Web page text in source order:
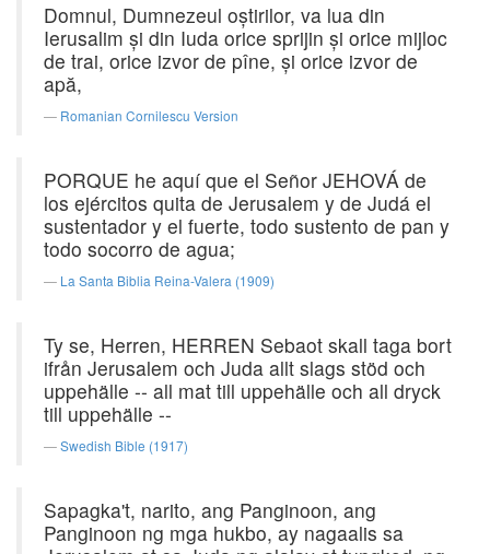
Domnul, Dumnezeul oştirilor, va lua din
Ierusalim şi din Iuda orice sprijin şi orice mijloc
de trai, orice izvor de pîne, şi orice izvor de
apă,
Romanian Cornilescu Version
PORQUE he aquí que el Señor JEHOVÁ de
los ejércitos quita de Jerusalem y de Judá el
sustentador y el fuerte, todo sustento de pan y
todo socorro de agua;
La Santa Biblia Reina-Valera (1909)
Ty se, Herren, HERREN Sebaot skall taga bort
ifrån Jerusalem och Juda allt slags stöd och
uppehälle -- all mat till uppehälle och all dryck
till uppehälle --
Swedish Bible (1917)
Sapagka't, narito, ang Panginoon, ang
Panginoon ng mga hukbo, ay nagaalis sa